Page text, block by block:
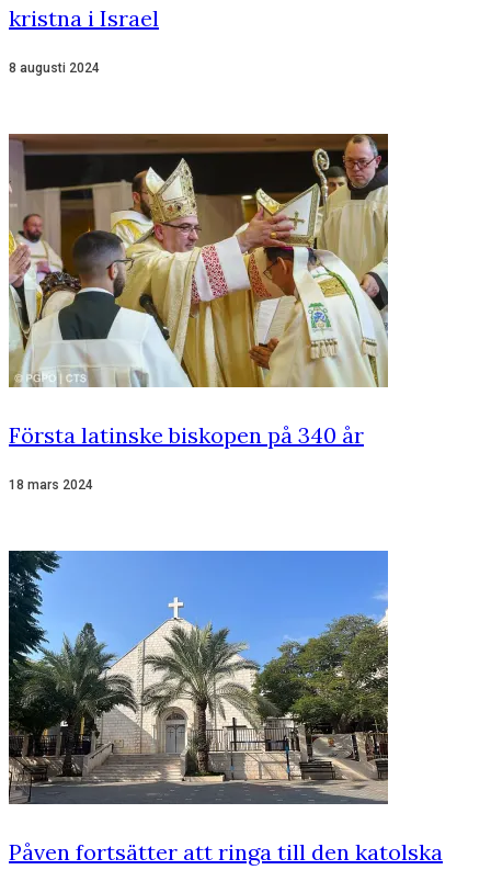
kristna i Israel
8 augusti 2024
Första latinske biskopen på 340 år
18 mars 2024
Påven fortsätter att ringa till den katolska